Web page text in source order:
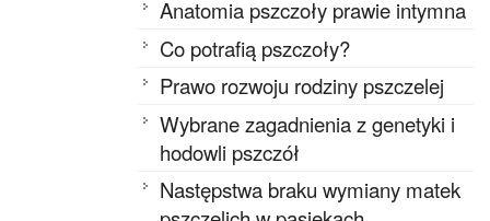
Anatomia pszczoły prawie intymna
Co potrafią pszczoły?
Prawo rozwoju rodziny pszczelej
Wybrane zagadnienia z genetyki i
hodowli pszczół
Następstwa braku wymiany matek